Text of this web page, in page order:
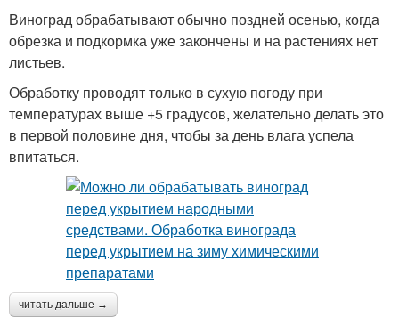
Виноград обрабатывают обычно поздней осенью, когда
обрезка и подкормка уже закончены и на растениях нет
листьев.
Обработку проводят только в сухую погоду при
температурах выше +5 градусов, желательно делать это
в первой половине дня, чтобы за день влага успела
впитаться.
читать дальше →